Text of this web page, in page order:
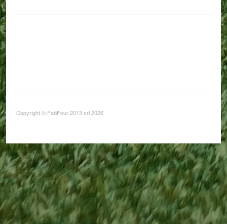
Copyright © FabFour 2013 srl 2026